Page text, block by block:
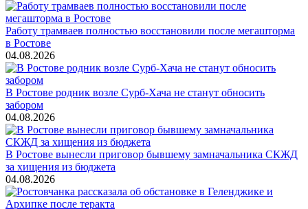
Работу трамваев полностью восстановили после мегашторма
в Ростове
04.08.2026
В Ростове родник возле Сурб-Хача не станут обносить
забором
04.08.2026
В Ростове вынесли приговор бывшему замначальника СКЖД
за хищения из бюджета
04.08.2026